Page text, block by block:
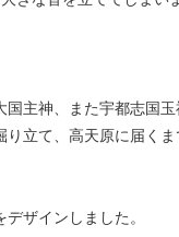
主神、また宇都志国
立て、高天原に届くま
ザインしました。